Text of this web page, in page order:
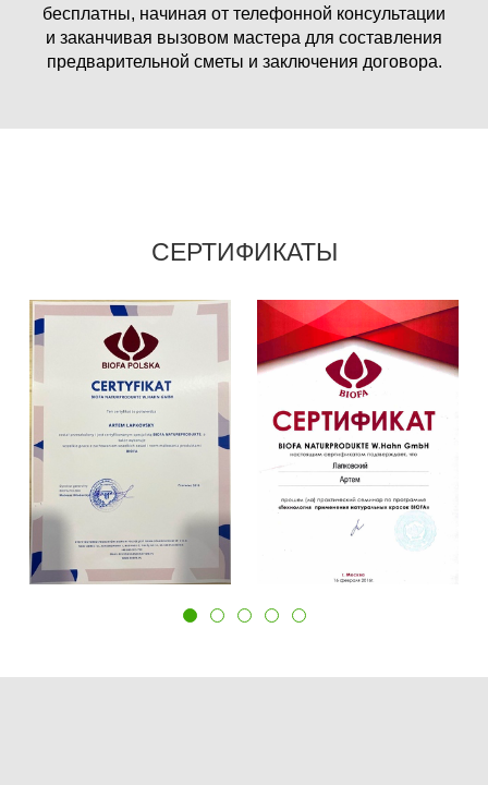
бесплатны, начиная от телефонной консультации
и заканчивая вызовом мастера для составления
предварительной сметы и заключения договора.
СЕРТИФИКАТЫ